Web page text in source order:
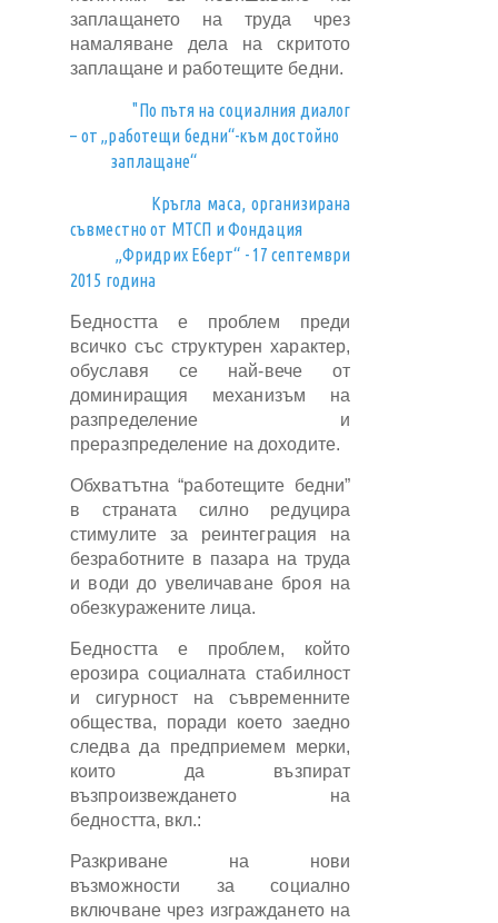
заплащането на труда чрез
намаляване дела на скритото
заплащане и работещите бедни.
"По пътя на социалния диалог
– от „работещи бедни“-към достойно
заплащане“
Кръгла маса, организирана
съвместно от МТСП и Фондация
„Фридрих Еберт“ - 17 септември
2015 година
Бедността е проблем преди
всичко със структурен характер,
обуславя се най-вече от
доминиращия механизъм на
разпределение и
преразпределение на доходите.
Обхватътна “работещите бедни”
в страната силно редуцира
стимулите за реинтеграция на
безработните в пазара на труда
и води до увеличаване броя на
обезкуражените лица.
Бедността е проблем, който
ерозира социалната стабилност
и сигурност на съвременните
общества, поради което заедно
следва да предприемем мерки,
които да възпират
възпроизвеждането на
бедността, вкл.:
Разкриване на нови
възможности за социално
включване чрез изграждането на